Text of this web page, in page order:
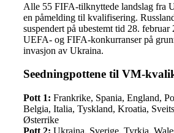
Alle 55 FIFA-tilknyttede landslag fra
en påmelding til kvalifisering.
suspendert på ubestemt tid 28. februar
UEFA- og FIFA-konkurranser på
invasjon av Ukraina.
Seedningpottene til VM-
Pott 1: Frankrike, Spania, England,
Belgia, Italia, Tyskland, Kroatia,
Østerrike